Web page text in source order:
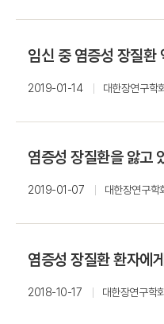
임신 중 염증성 장질환
2019-01-14 대한장연구학
염증성 장질환을 앓고
2019-01-07 대한장연구학
염증성 장질환 환자에
2018-10-17 대한장연구학회